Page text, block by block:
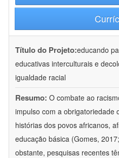
Título do Projeto:educando
educativas interculturais e
igualdade racial
Resumo: O combate ao
impulso com a obrigatoriedade
histórias dos povos africanos,
educação básica (Gomes,
obstante, pesquisas recentes